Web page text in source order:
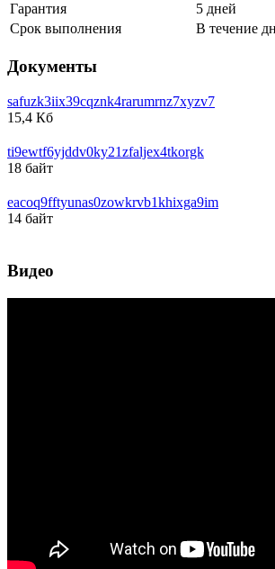
Гарантия
5 дней
Срок выполнения
В течение
Документы
safuzk3iix39cqznk4rarumrnz7xyzv7
15,4 Кб
ti9ewtf6yjddv0ky21zfaljex4tkorgk
18 байт
eacoq9fftyunas0zowkrvb1khixga9im
14 байт
Видео